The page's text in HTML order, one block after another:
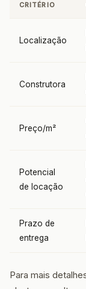
CRITÉRIO
Localização
Construtora
Preço/m²
Potencial
de locação
Prazo de
entrega
Para mais